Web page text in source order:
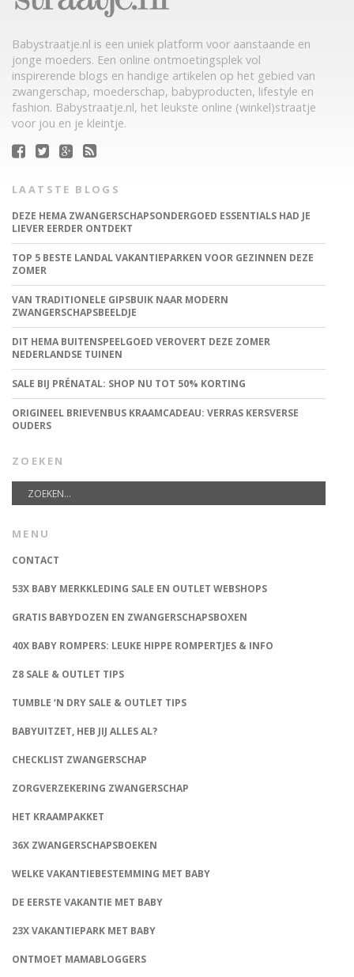
Babystraatje.nl is een uniek platform voor aanstaande en
jonge moeders. Een online ontmoetingsplek vol
inspirerende blogs en handige artikelen op het gebied van
zwangerschap, moederschap, babyproducten, lifestyle en
fashion. Babystraatje.nl, het leukste online (winkel)straatje
voor jou en je kleintje.
LAATSTE BLOGS
DEZE HEMA ZWANGERSCHAPSONDERGOED ESSENTIALS HAD JE
LIEVER EERDER ONTDEKT
TOP 5 BESTE LANDAL VAKANTIEPARKEN VOOR GEZINNEN DEZE
ZOMER
VAN TRADITIONELE GIPSBUIK NAAR MODERN
ZWANGERSCHAPSBEELDJE
DIT HEMA BUITENSPEELGOED VEROVERT DEZE ZOMER
NEDERLANDSE TUINEN
SALE BIJ PRÉNATAL: SHOP NU TOT 50% KORTING
ORIGINEEL BRIEVENBUS KRAAMCADEAU: VERRAS KERSVERSE
OUDERS
ZOEKEN
MENU
CONTACT
53X BABY MERKKLEDING SALE EN OUTLET WEBSHOPS
GRATIS BABYDOZEN EN ZWANGERSCHAPSBOXEN
40X BABY ROMPERS: LEUKE HIPPE ROMPERTJES & INFO
Z8 SALE & OUTLET TIPS
TUMBLE ‘N DRY SALE & OUTLET TIPS
BABYUITZET, HEB JIJ ALLES AL?
CHECKLIST ZWANGERSCHAP
ZORGVERZEKERING ZWANGERSCHAP
HET KRAAMPAKKET
36X ZWANGERSCHAPSBOEKEN
WELKE VAKANTIEBESTEMMING MET BABY
DE EERSTE VAKANTIE MET BABY
23X VAKANTIEPARK MET BABY
ONTMOET MAMABLOGGERS